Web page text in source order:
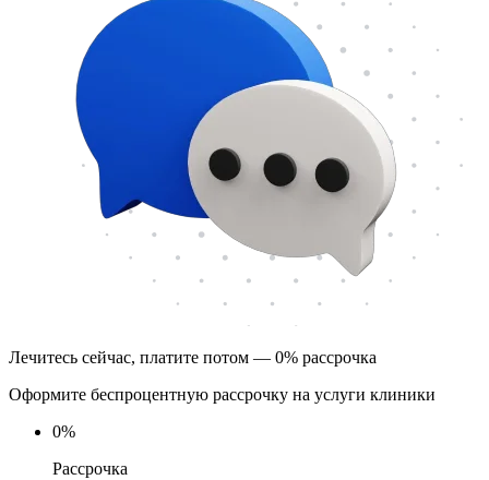
Лечитесь сейчас, платите потом — 0% рассрочка
Оформите беспроцентную рассрочку на услуги клиники
0%
Рассрочка